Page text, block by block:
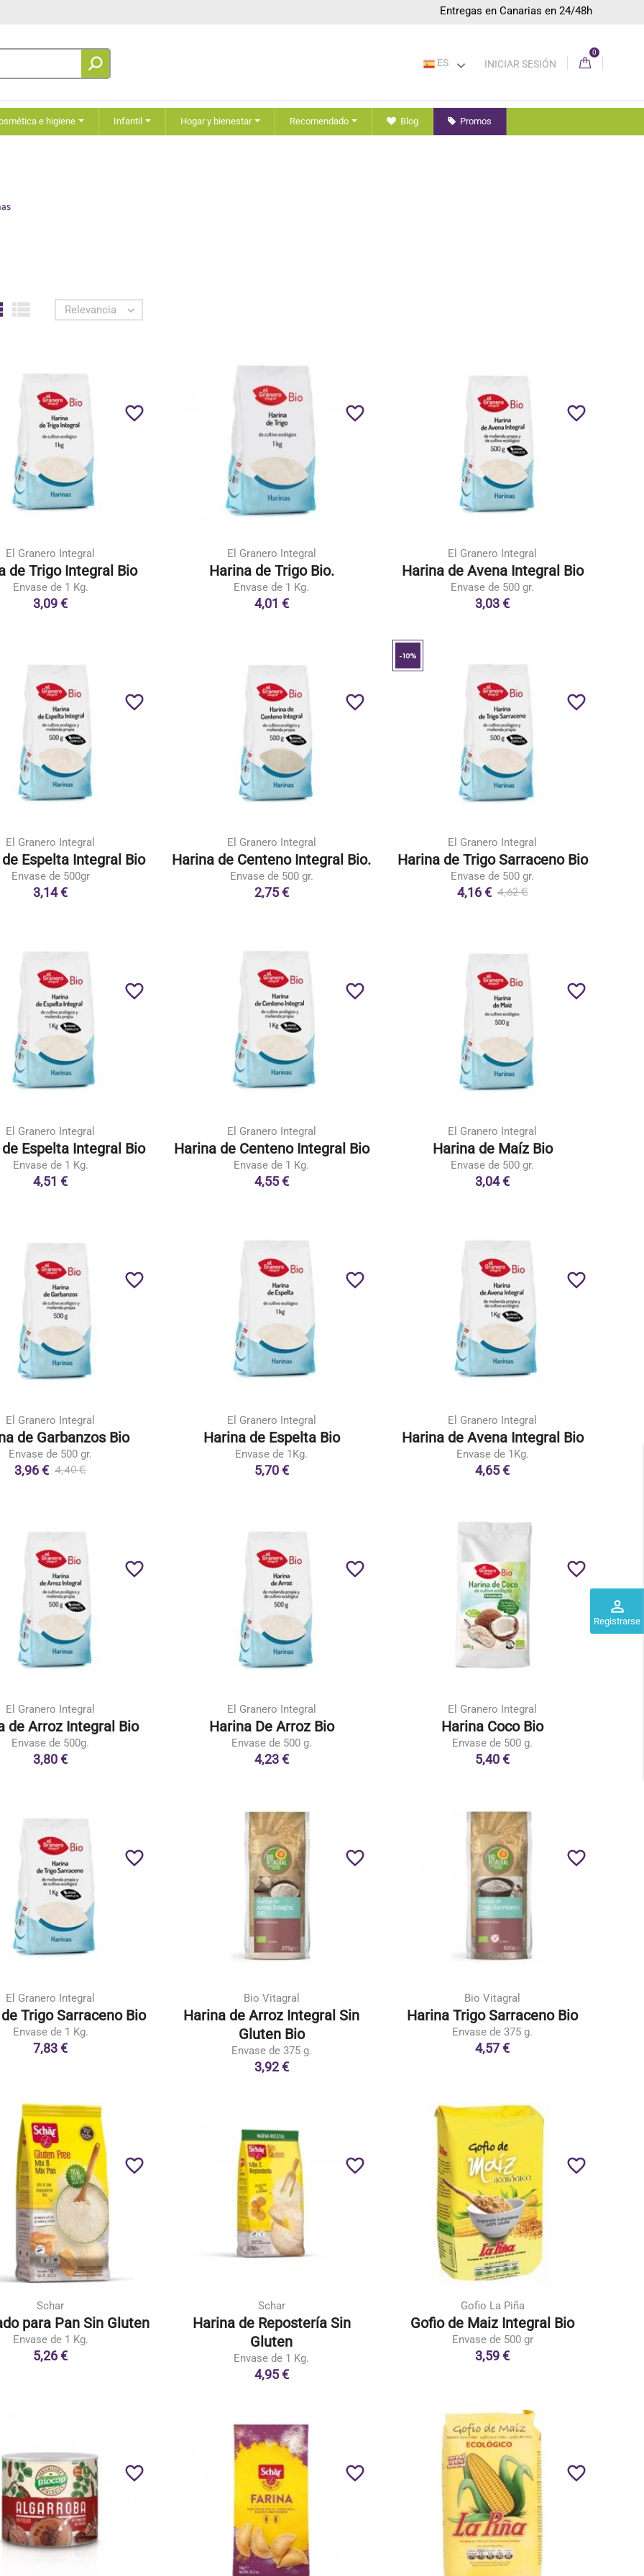
Entregas en Canarias en 24/48h
ES INICIAR SESIÓN
0
perm_identity
Registrarse
e higiene Infantil Hogar y bienestar Recomendado Blog Promos
 Relevancia 
El Granero Integral
de Trigo Integral Bio
Envase de 1 Kg.
3,09 €
favorite_border
El Granero Integral
Harina de Trigo Bio.
Envase de 1 Kg.
4,01 €
favorite_border
El Granero Integral
Harina de Avena Integral Bio
Envase de 500 gr.
3,03 €
favorite_border
El Granero Integral
Espelta Integral Bio
Envase de 500gr
3,14 €
favorite_border
El Granero Integral
Harina de Centeno Integral Bio.
Envase de 500 gr.
2,75 €
favorite_border
-10%
El Granero Integral
Harina de Trigo Sarraceno Bio
Envase de 500 gr.
4,16 € 4,62 €
favorite_border
El Granero Integral
Espelta Integral Bio
Envase de 1 Kg.
4,51 €
favorite_border
El Granero Integral
Harina de Centeno Integral Bio
Envase de 1 Kg.
4,55 €
favorite_border
El Granero Integral
Harina de Maíz Bio
Envase de 500 gr.
3,04 €
favorite_border
El Granero Integral
de Garbanzos Bio
Envase de 500 gr.
3,96 € 4,40 €
favorite_border
El Granero Integral
Harina de Espelta Bio
Envase de 1Kg.
5,70 €
favorite_border
El Granero Integral
Harina de Avena Integral Bio
Envase de 1Kg.
4,65 €
favorite_border
El Granero Integral
de Arroz Integral Bio
Envase de 500g.
3,80 €
favorite_border
El Granero Integral
Harina De Arroz Bio
Envase de 500 g.
4,23 €
favorite_border
El Granero Integral
Harina Coco Bio
Envase de 500 g.
5,40 €
favorite_border
El Granero Integral
Trigo Sarraceno Bio
Envase de 1 Kg.
7,83 €
favorite_border
Bio Vitagral
Harina de Arroz Integral Sin
Gluten Bio
Envase de 375 g.
3,92 €
favorite_border
Bio Vitagral
Harina Trigo Sarraceno Bio
Envase de 375 g.
4,57 €
favorite_border
Schar
para Pan Sin Gluten
Envase de 1 Kg.
5,26 €
favorite_border
Schar
Harina de Repostería Sin
Gluten
Envase de 1 Kg.
4,95 €
favorite_border
Gofio La Piña
Gofio de Maiz Integral Bio
Envase de 500 gr
3,59 €
favorite_border
favorite_border favorite_border favorite_border